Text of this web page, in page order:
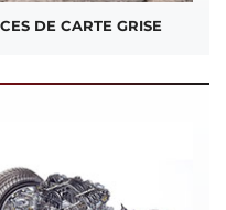
DE CARTE GRISE